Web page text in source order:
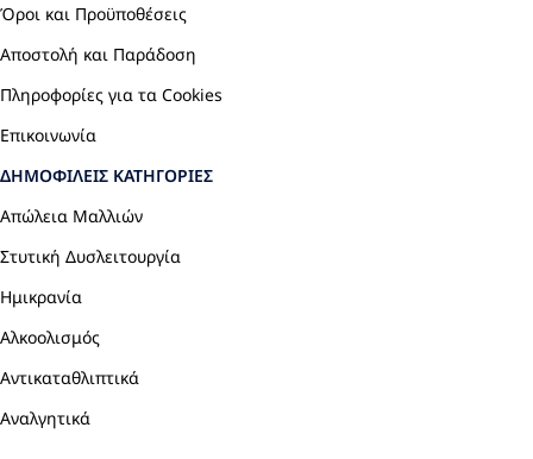
Όροι και Προϋποθέσεις
Αποστολή και Παράδοση
Πληροφορίες για τα Cookies
Επικοινωνία
ΔΗΜΟΦΙΛΕΊΣ ΚΑΤΗΓΟΡΊΕΣ
Απώλεια Μαλλιών
Στυτική Δυσλειτουργία
Ημικρανία
Αλκοολισμός
Αντικαταθλιπτικά
Αναλγητικά